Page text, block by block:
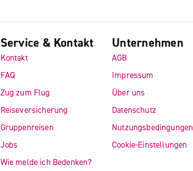
Service & Kontakt
Kontakt
FAQ
Zug zum Flug
Reiseversicherung
Gruppenreisen
Jobs
Wie melde ich Bedenken?
Unternehmen
AGB
Impressum
Über uns
Datenschutz
Nutzungsbedingungen
Cookie-Einstellungen